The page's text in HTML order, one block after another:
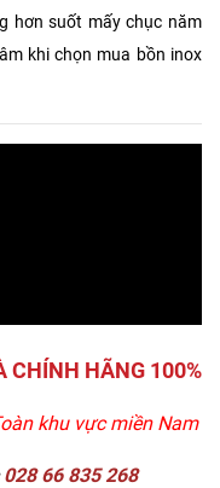
hơn suốt mấy chục năm
khi chọn mua bồn inox
CHÍNH HÃNG 100%
khu vực miền Nam
028 66 835 268